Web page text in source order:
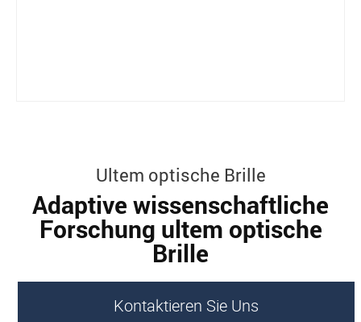
Ultem optische Brille
Adaptive wissenschaftliche
Forschung ultem optische
Brille
Kontaktieren Sie Uns